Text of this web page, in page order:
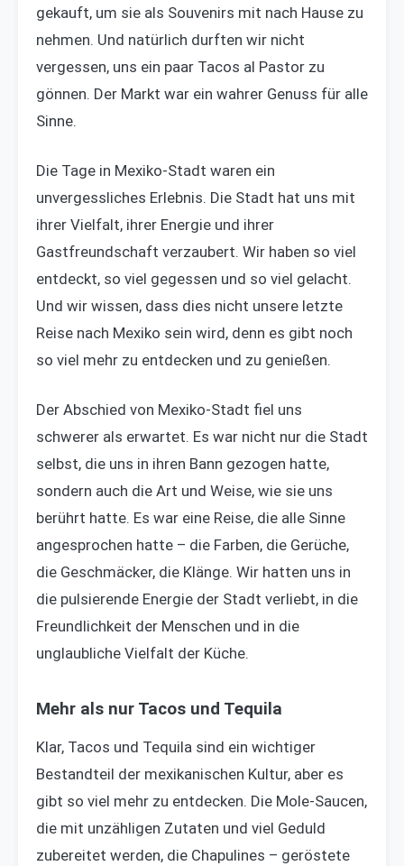
gekauft, um sie als Souvenirs mit nach Hause zu
nehmen. Und natürlich durften wir nicht
vergessen, uns ein paar Tacos al Pastor zu
gönnen. Der Markt war ein wahrer Genuss für alle
Sinne.
Die Tage in Mexiko-Stadt waren ein
unvergessliches Erlebnis. Die Stadt hat uns mit
ihrer Vielfalt, ihrer Energie und ihrer
Gastfreundschaft verzaubert. Wir haben so viel
entdeckt, so viel gegessen und so viel gelacht.
Und wir wissen, dass dies nicht unsere letzte
Reise nach Mexiko sein wird, denn es gibt noch
so viel mehr zu entdecken und zu genießen.
Der Abschied von Mexiko-Stadt fiel uns
schwerer als erwartet. Es war nicht nur die Stadt
selbst, die uns in ihren Bann gezogen hatte,
sondern auch die Art und Weise, wie sie uns
berührt hatte. Es war eine Reise, die alle Sinne
angesprochen hatte – die Farben, die Gerüche,
die Geschmäcker, die Klänge. Wir hatten uns in
die pulsierende Energie der Stadt verliebt, in die
Freundlichkeit der Menschen und in die
unglaubliche Vielfalt der Küche.
Mehr als nur Tacos und Tequila
Klar, Tacos und Tequila sind ein wichtiger
Bestandteil der mexikanischen Kultur, aber es
gibt so viel mehr zu entdecken. Die Mole-Saucen,
die mit unzähligen Zutaten und viel Geduld
zubereitet werden, die Chapulines – geröstete